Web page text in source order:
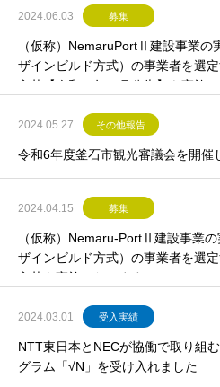
2024.06.03 募集
（仮称）NemaruPortⅡ建設事業の
ザインビルド方式）の事業者を選
入札【令和６年６月公告】を実施い
2024.05.27 その他報告
令和6年度釜石市観光審議会を開催
2024.04.15 募集
（仮称）Nemaru-PortⅡ建設事業
ザインビルド方式）の事業者を選
入札を実施いたします。
2024.03.01 受入実績
NTT東日本とNECが協働で取り組
グラム「√N」を受け入れました